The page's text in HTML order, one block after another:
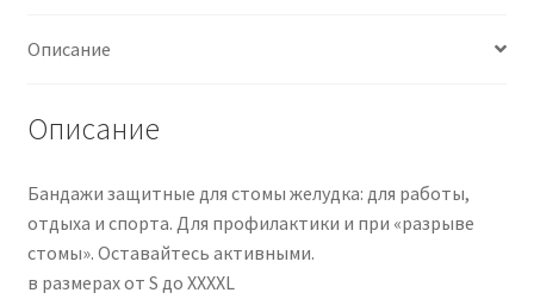
S1107204-
|
PZN
Описание
Описание
Бандажи защитные для стомы желудка: для работы,
отдыха и спорта. Для профилактики и при «разрыве
стомы». Оставайтесь активными.
в размерах от S до XXXXL